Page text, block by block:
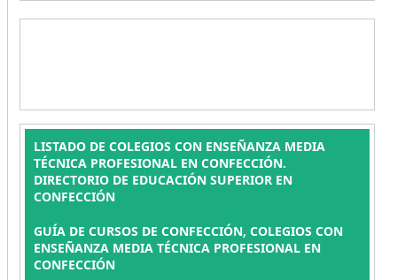
LISTADO DE COLEGIOS CON ENSEÑANZA MEDIA
TÉCNICA PROFESIONAL EN CONFECCIÓN.
DIRECTORIO DE EDUCACIÓN SUPERIOR EN
CONFECCIÓN
GUÍA DE CURSOS DE CONFECCIÓN, COLEGIOS CON
ENSEÑANZA MEDIA TÉCNICA PROFESIONAL EN
CONFECCIÓN